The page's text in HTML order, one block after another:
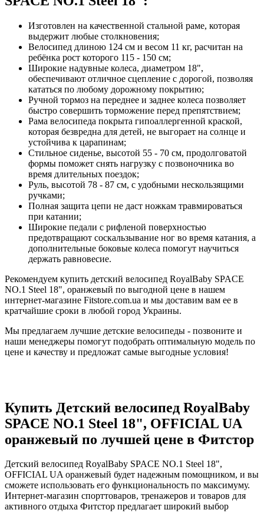
Изготовлен на качественной стальной раме, которая
выдержит любые столкновения;
Велосипед длиною 124 см и весом 11 кг, расчитан на
ребёнка рост которого 115 - 150 см;
Широкие надувные колеса, диаметром 18",
обеспечивают отличное сцепление с дорогой, позволяя
кататься по любому дорожному покрытию;
Ручной тормоз на переднее и заднее колеса позволяет
быстро совершить торможение перед препятствием;
Рама велосипеда покрыта гипоаллергенной краской,
которая безвредна для детей, не выгорает на солнце и
устойчива к царапинам;
Стильное сиденье, высотой 55 - 70 см, продолговатой
формы поможет снять нагрузку с позвоночника во
время длительных поездок;
Руль, высотой 78 - 87 см, с удобными нескользящими
ручками;
Полная защита цепи не даст ножкам травмироваться
при катании;
Широкие педали с рифленой поверхностью
предотвращают соскальзывание ног во время катания, а
дополнительные боковые колеса помогут научиться
держать равновесие.
Рекомендуем купить детский велосипед RoyalBaby SPACE
NO.1 Steel 18", оранжевый по выгодной цене в нашем
интернет-магазине Fitstore.com.ua и мы доставим вам ее в
кратчайшие сроки в любой город Украины.
Мы предлагаем лучшие детские велосипеды - позвоните и
наши менеджеры помогут подобрать оптимальную модель по
цене и качеству и предложат самые выгодные условия!
Купить Детский велосипед RoyalBaby
SPACE NO.1 Steel 18", OFFICIAL UA
оранжевый по лучшей цене в Фитстор
Детский велосипед RoyalBaby SPACE NO.1 Steel 18",
OFFICIAL UA оранжевый будет надежным помощником, и вы
сможете использовать его функциональность по максимуму.
Интернет-магазин спорттоваров, тренажеров и товаров для
активного отдыха Фитстор предлагает широкий выбор